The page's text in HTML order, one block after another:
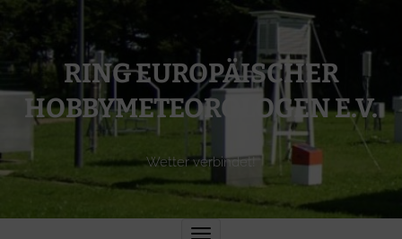
RING EUROPÄISCHER
HOBBYMETEOROLOGEN E.V.
Wetter verbindet!
Toggle
navigation